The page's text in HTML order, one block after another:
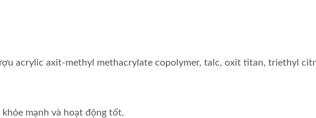
acrylic axit-methyl methacrylate copolymer, talc, oxit titan, triethyl
mạnh và hoạt động tốt.